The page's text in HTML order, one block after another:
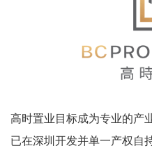
高时置业目标成为专业的产
已在深圳开发并单一产权自